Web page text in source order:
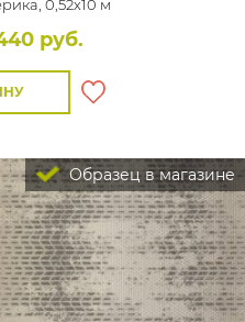
0,52x10 м
руб.
Образец в магазине